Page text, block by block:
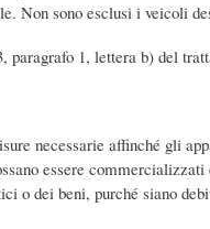
Non sono esclusi i veicoli
paragrafo 1, lettera b) del
necessarie affinché gli
essere
o dei beni, purché siano